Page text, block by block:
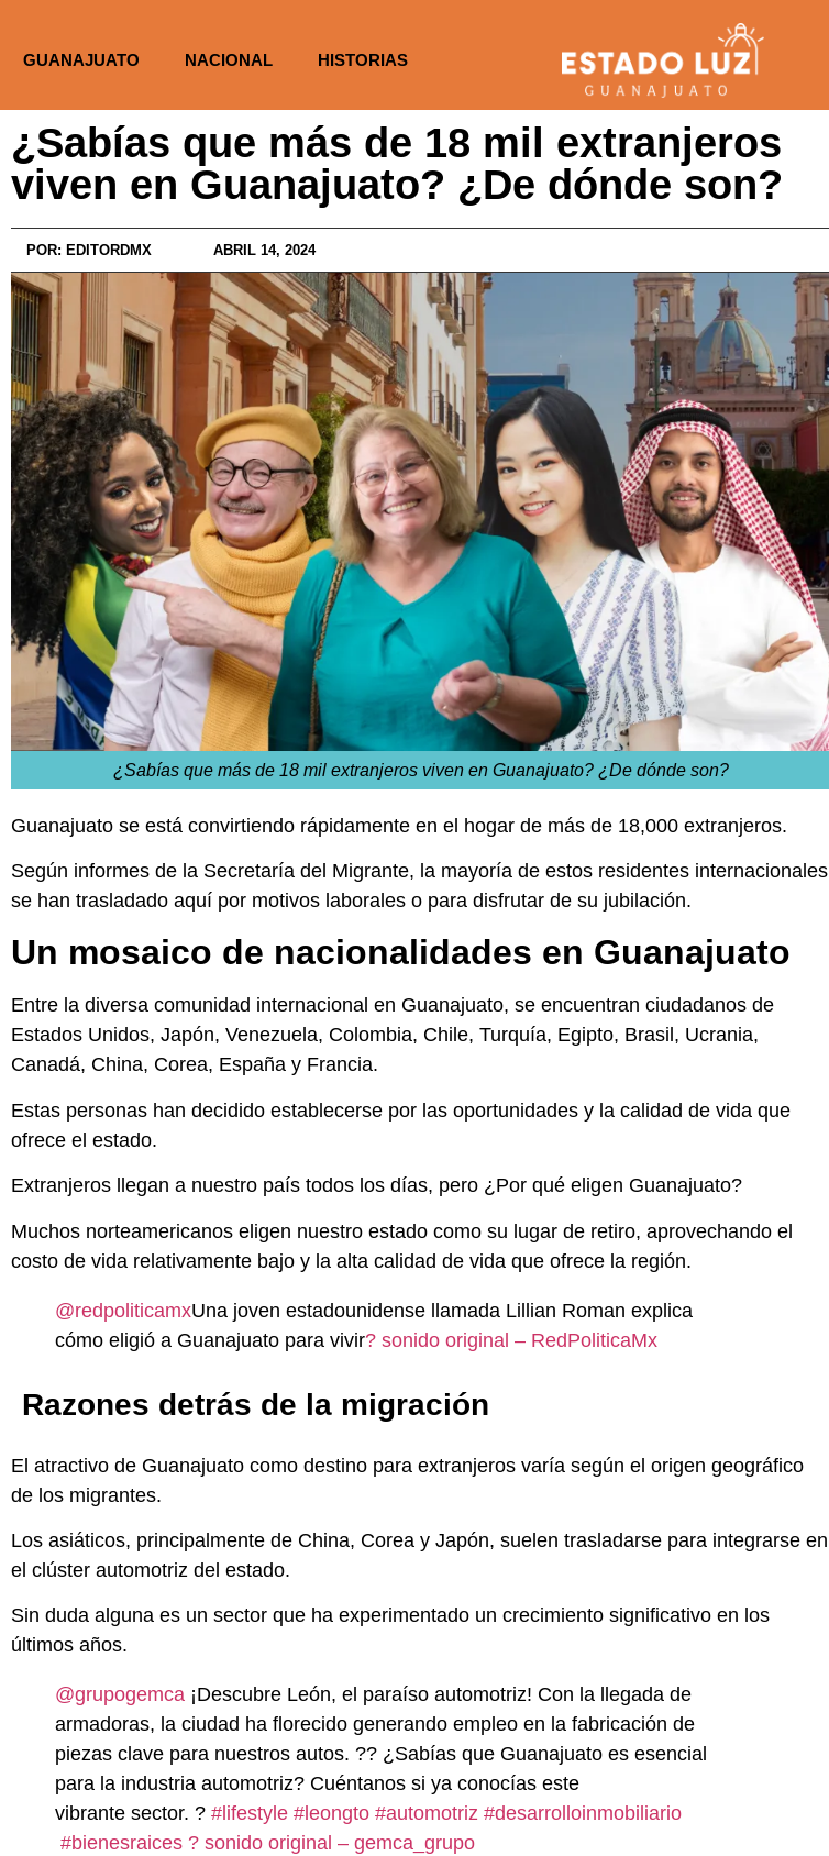
GUANAJUATO NACIONAL HISTORIAS
¿Sabías que más de 18 mil extranjeros
viven en Guanajuato? ¿De dónde son?
POR: EDITORDMX ABRIL 14, 2024
¿Sabías que más de 18 mil extranjeros viven en Guanajuato? ¿De dónde son?
Guanajuato se está convirtiendo rápidamente en el hogar de más de 18,000 extranjeros.
Según informes de la Secretaría del Migrante, la mayoría de estos residentes internacionales
se han trasladado aquí por motivos laborales o para disfrutar de su jubilación.
Un mosaico de nacionalidades en Guanajuato
Entre la diversa comunidad internacional en Guanajuato, se encuentran ciudadanos de
Estados Unidos, Japón, Venezuela, Colombia, Chile, Turquía, Egipto, Brasil, Ucrania,
Canadá, China, Corea, España y Francia.
Estas personas han decidido establecerse por las oportunidades y la calidad de vida que
ofrece el estado.
Extranjeros llegan a nuestro país todos los días, pero ¿Por qué eligen Guanajuato?
Muchos norteamericanos eligen nuestro estado como su lugar de retiro, aprovechando el
costo de vida relativamente bajo y la alta calidad de vida que ofrece la región.
@redpoliticamxUna joven estadounidense llamada Lillian Roman explica
cómo eligió a Guanajuato para vivir? sonido original – RedPoliticaMx
Razones detrás de la migración
El atractivo de Guanajuato como destino para extranjeros varía según el origen geográfico
de los migrantes.
Los asiáticos, principalmente de China, Corea y Japón, suelen trasladarse para integrarse en
el clúster automotriz del estado.
Sin duda alguna es un sector que ha experimentado un crecimiento significativo en los
últimos años.
@grupogemca ¡Descubre León, el paraíso automotriz! Con la llegada de
armadoras, la ciudad ha florecido generando empleo en la fabricación de
piezas clave para nuestros autos. ?? ¿Sabías que Guanajuato es esencial
para la industria automotriz? Cuéntanos si ya conocías este
vibrante sector. ? #lifestyle #leongto #automotriz #desarrolloinmobiliario
#bienesraices ? sonido original – gemca_grupo